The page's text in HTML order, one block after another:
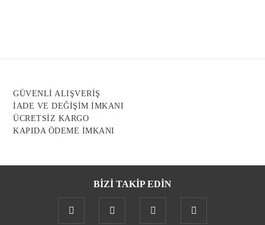
GÜVENLİ ALIŞVERİŞ
İADE VE DEĞİŞİM İMKANI
ÜCRETSİZ KARGO
KAPIDA ÖDEME İMKANI
BİZİ TAKİP EDİN